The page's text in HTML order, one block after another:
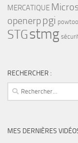
MERCATIQUE
openerppgi
STGstmg
RECHERCHER :
Rechercher :
MES DERNIÈRES